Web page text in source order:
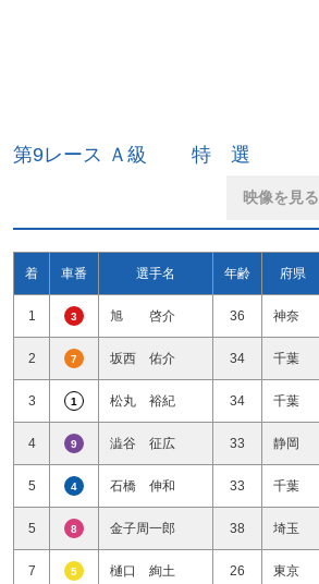
第9レース Ａ級 特 選
映像を見る
着 車番 選手名 年齢 府県
1 3 旭 啓介 36 神奈
2 7 坂西 佑介 34 千葉
3 1 松丸 裕紀 34 千葉
4 9 澁谷 征広 33 静岡
5 4 石橋 伸和 33 千葉
5 8 金子周一郎 38 埼玉
7 5 樋口 絢土 26 東京